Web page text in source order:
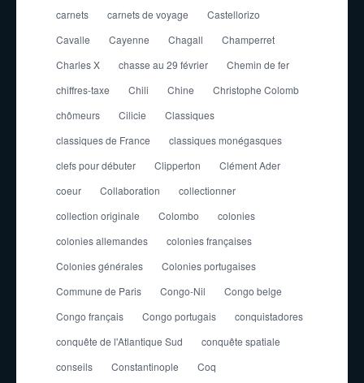
carnets
carnets de voyage
Castellorizo
Cavalle
Cayenne Chagall
Champerret
Charles X
chasse au 29 février
Chemin de fer
chiffres-taxe
Chili Chine
Christophe Colomb
chômeurs
Cilicie
Classiques
classiques de France
classiques monégasques
clefs pour débuter
Clipperton
Clément Ader
coeur
Collaboration
collectionner
collection originale
Colombo
colonies
colonies allemandes
colonies françaises
Colonies générales
Colonies portugaises
Commune de Paris
Congo-Nil
Congo belge
Congo français
Congo portugais
conquistadores
conquête de l'Atlantique Sud
conquête spatiale
conseils
Constantinople
Coq